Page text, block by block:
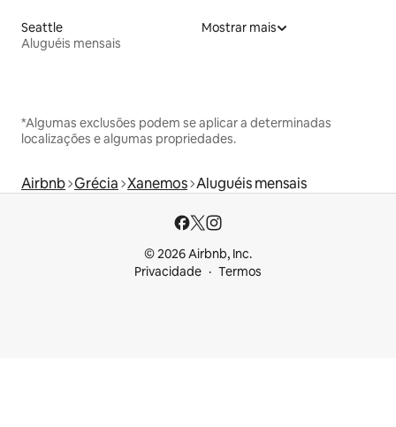
Seattle
Aluguéis mensais
Mostrar mais
*Algumas exclusões podem se aplicar a determinadas
localizações e algumas propriedades.
Airbnb Grécia Xanemos Aluguéis mensais
© 2026 Airbnb, Inc.
Privacidade
Termos